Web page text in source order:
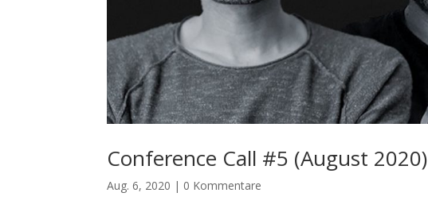
Conference Call #5 (August 2020)
Aug. 6, 2020 | 0 Kommentare